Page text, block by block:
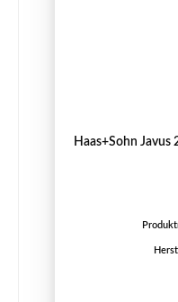
Haas+Sohn Javus